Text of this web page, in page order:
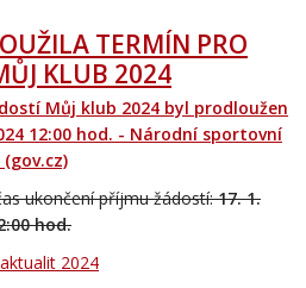
TERMÍN PRO
KLUB 2024
Můj klub 2024 byl prodloužen
12:00 hod. - Národní sportovní
ukončení příjmu žádostí:17. 1.
hod.
2024